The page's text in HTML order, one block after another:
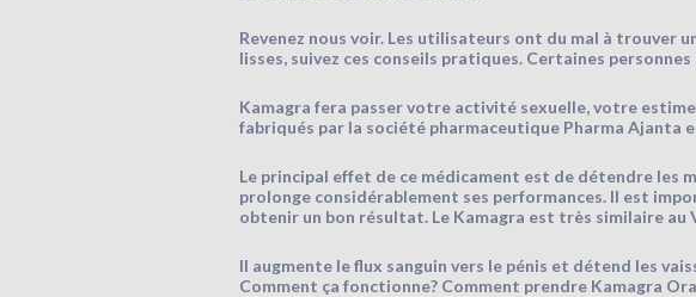
Revenez nous voir. Les utilisateurs ont du mal à trouver
lisses, suivez ces conseils pratiques. Certaines
Kamagra fera passer votre activité sexuelle, votre
fabriqués par la société pharmaceutique Pharma
Le principal effet de ce médicament est de détendre les
prolonge considérablement ses performances. Il est
obtenir un bon résultat. Le Kamagra est très similaire au
Il augmente le flux sanguin vers le pénis et détend les
Comment ça fonctionne? Comment prendre Kamagra